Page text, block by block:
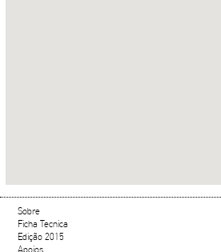
Sobre
Ficha Tecnica
Edição 2015